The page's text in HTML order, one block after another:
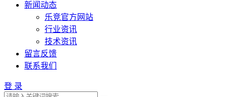
新闻动态
乐竞官方网站
行业资讯
技术资讯
留言反馈
联系我们
登 录